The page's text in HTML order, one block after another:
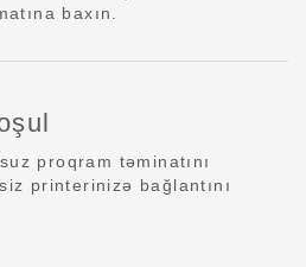
baxın.
proqram təminatını
printerinizə bağlantını